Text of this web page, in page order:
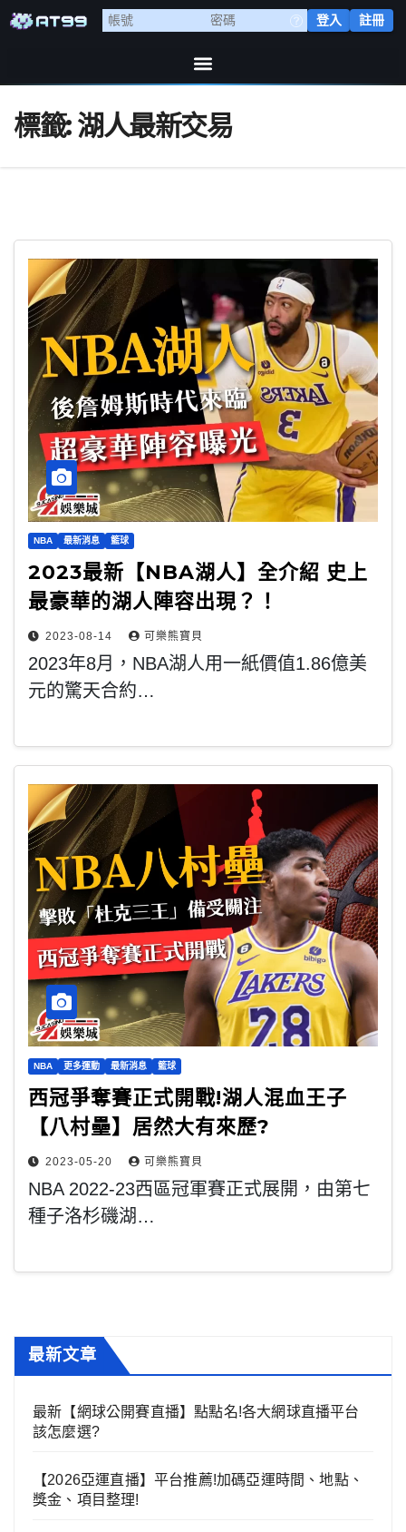
登入 註冊
標籤:湖人最新交易
NBA 最新消息 籃球
2023最新【NBA湖人】全介紹 史上
最豪華的湖人陣容出現？！
2023-08-14 可樂熊寶貝
2023年8月，NBA湖人用一紙價值1.86億美
元的驚天合約…
NBA 更多運動 最新消息 籃球
西冠爭奪賽正式開戰!湖人混血王子
【八村壘】居然大有來歷?
2023-05-20 可樂熊寶貝
NBA 2022-23西區冠軍賽正式展開，由第七
種子洛杉磯湖…
最新文章
最新【網球公開賽直播】點點名!各大網球直播平台
該怎麼選?
【2026亞運直播】平台推薦!加碼亞運時間、地點、
獎金、項目整理!